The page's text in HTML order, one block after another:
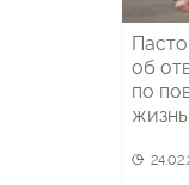
об
по